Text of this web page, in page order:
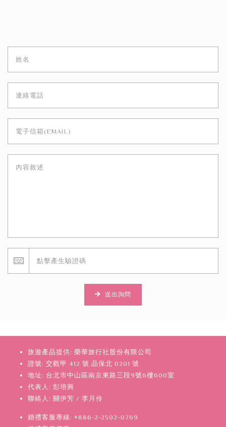
送出詢問
旅遊產品提供: 榮華旅行社股份有限公司
證號: 交觀甲 412 號 品保北 0201 號
地址: 台北市中山區南京東路三段9號6樓600室
代表人: 彭培興
聯絡人: 關伊芳 / 李月伶
婚禮客服專線: +886-2-2502-0769